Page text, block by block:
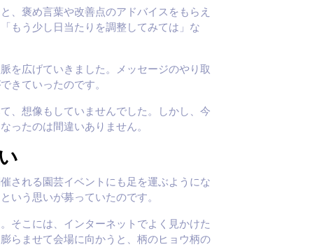
、褒め言葉や改善点のアドバイスをもらえ
もう少し日当たりを調整してみては」な
を広げていきました。メッセージのやり取
きていったのです。
、想像もしていませんでした。しかし、今
ったのは間違いありません。
される園芸イベントにも足を運ぶようにな
いう思いが募っていたのです。
そこには、インターネットでよく見かけた
らませて会場に向かうと、柄のヒョウ柄の